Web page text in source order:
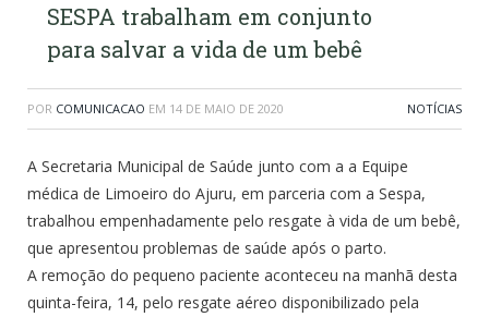
SESPA trabalham em conjunto
para salvar a vida de um bebê
POR COMUNICACAO EM 14 DE MAIO DE 2020 NOTÍCIAS
A Secretaria Municipal de Saúde junto com a a Equipe
médica de Limoeiro do Ajuru, em parceria com a Sespa,
trabalhou empenhadamente pelo resgate à vida de um bebê,
que apresentou problemas de saúde após o parto.
A remoção do pequeno paciente aconteceu na manhã desta
quinta-feira, 14, pelo resgate aéreo disponibilizado pela